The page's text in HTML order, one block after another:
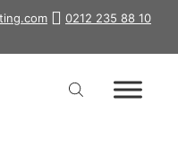
0212 235 88 10